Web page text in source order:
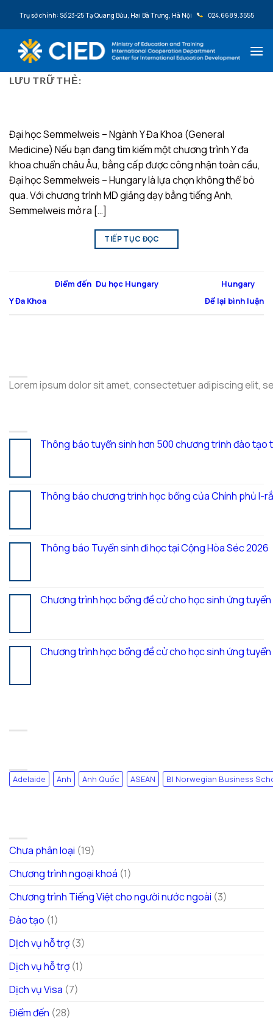
Trụ sở chính: Số 23-25 Tạ Quang Bửu, Hai Bà Trưng, Hà Nội 024.6689.3555
LƯU TRỮ THẺ:
Đại học Semmelweis – Ngành Y Đa Khoa (General
Medicine) Nếu bạn đang tìm kiếm một chương trình Y đa
khoa chuẩn châu Âu, bằng cấp được công nhận toàn cầu,
Đại học Semmelweis – Hungary là lựa chọn không thể bỏ
qua. Với chương trình MD giảng dạy bằng tiếng Anh,
Semmelweis mở ra […]
TIẾP TỤC ĐỌC
Điểm đến Du học Hungary Hungary,
Y Đa Khoa
Để lại bình luận
Lorem ipsum dolor sit amet, consectetuer adipiscing elit,
Thông báo tuyển sinh hơn 500 chương trình đào tạo
Thông báo chương trình học bổng của Chính phủ I-
Thông báo Tuyển sinh đi học tại Cộng Hòa Séc 2026
Chương trình học bổng đề cử cho học sinh ứng
Chương trình học bổng đề cử cho học sinh ứng
Adelaide Anh Anh Quốc ASEAN BI Norwegian Business
Chưa phân loại (19)
Chương trình ngoại khoá (1)
Chương trình Tiếng Việt cho người nước ngoài (3)
Đào tạo (1)
DỊch vụ hỗ trợ (3)
Dịch vụ hỗ trợ (1)
Dịch vụ Visa (7)
Điểm đến (28)